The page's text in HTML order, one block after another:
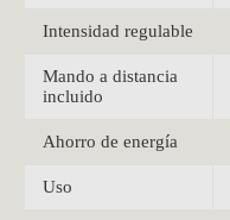
Intensidad regulable
Mando a distancia
incluido
Ahorro de energía
Uso